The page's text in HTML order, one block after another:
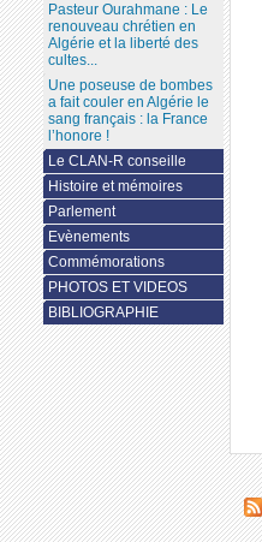
Pasteur Ourahmane : Le
renouveau chrétien en
Algérie et la liberté des
cultes...
Une poseuse de bombes
a fait couler en Algérie le
sang français : la France
l’honore !
Le CLAN-R conseille
Histoire et mémoires
Parlement
Evènements
Commémorations
PHOTOS ET VIDEOS
BIBLIOGRAPHIE